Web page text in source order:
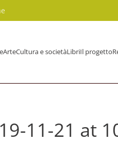
ArteCultura e societàLibriIl progetto
11-21 at